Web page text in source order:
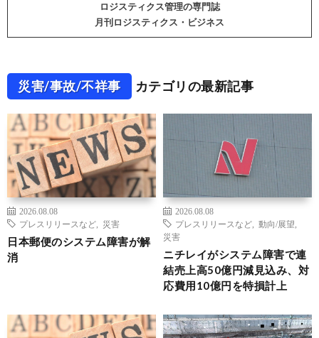
ロジスティクス管理の専門誌
月刊ロジスティクス・ビジネス
災害/事故/不祥事 カテゴリの最新記事
2026.08.08
プレスリリースなど
災害
日本郵便のシステム障害が解
消
2026.08.08
プレスリリースなど
動向/展望
災害
ニチレイがシステム障害で連
結売上高50億円減見込み、対
応費用10億円を特損計上